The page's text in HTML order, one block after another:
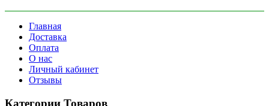
Главная
Доставка
Оплата
О нас
Личный кабинет
Отзывы
Категории Товаров